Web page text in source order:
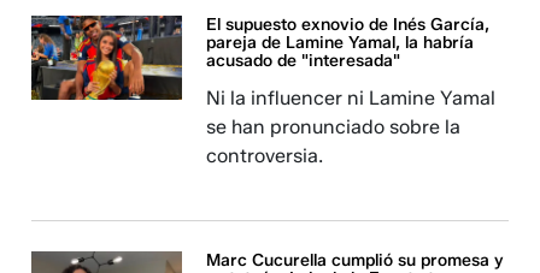
El supuesto exnovio de Inés García,
pareja de Lamine Yamal, la habría
acusado de "interesada"
Ni la influencer ni Lamine Yamal
se han pronunciado sobre la
controversia.
Marc Cucurella cumplió su promesa y